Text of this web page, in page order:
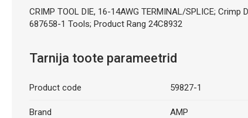
CRIMP TOOL DIE, 16-14AWG TERMINAL/SPLICE;
687658-1 Tools; Product Rang 24C8932
Tarnija toote parameetrid
Product code 59827-1
Brand AMP